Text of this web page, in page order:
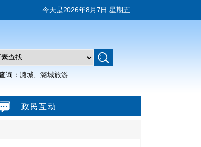
今天是2026年8月7日 星期五
询： 潞城 潞城旅游
政民互动